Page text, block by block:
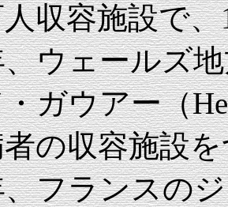
収容施設で
ウェールズ地
ガウアー（
の収容施設
フランスのジ